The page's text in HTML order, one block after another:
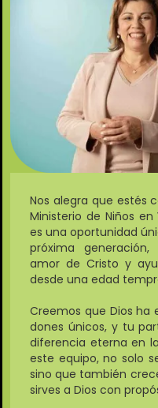
Nos alegra que estés
Ministerio de Niños en
es una oportunidad
próxima
amor de Cristo y
desde una edad
Creemos que Dios ha
dones únicos, y tu
diferencia eterna en
este equipo, no solo
sino que también
sirves a Dios con